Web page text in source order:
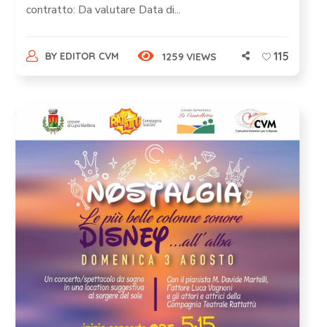
contratto: Da valutare Data di...
BY EDITOR CVM 1259 VIEWS 115